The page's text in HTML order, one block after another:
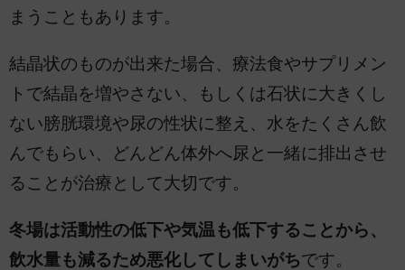
まうこともあります。
結晶状のものが出来た場合、療法食やサプリメン
トで結晶を増やさない、もしくは石状に大きくし
ない膀胱環境や尿の性状に整え、水をたくさん飲
んでもらい、どんどん体外へ尿と一緒に排出させ
ることが治療として大切です。
冬場は活動性の低下や気温も低下することから、
飲水量も減るため悪化してしまいがちです。